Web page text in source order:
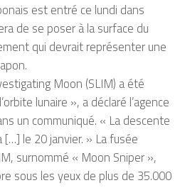
est entré ce lundi dans
de se poser à la surface du
qui devrait représenter une
Moon (SLIM) a été
lunaire », a déclaré l’agence
un communiqué. « La descente
le 20 janvier. » La fusée
surnommé « Moon Sniper »,
sous les yeux de plus de 35.000